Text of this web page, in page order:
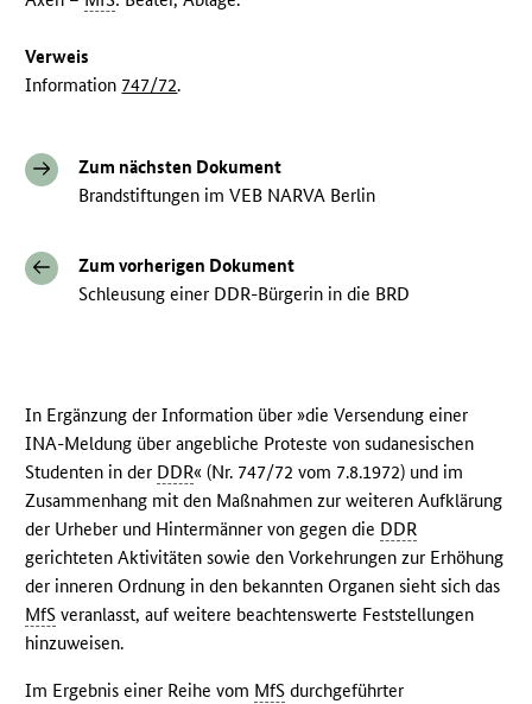
Verweis
Information 747/72.
Zum nächsten Dokument
Brandstiftungen im VEB NARVA Berlin
Zum vorherigen Dokument
Schleusung einer DDR-Bürgerin in die BRD
In Ergänzung der Information über »die Versendung einer
INA-Meldung über angebliche Proteste von sudanesischen
Studenten in der DDR« (Nr. 747/72 vom 7.8.1972) und im
Zusammenhang mit den Maßnahmen zur weiteren Aufklärung
der Urheber und Hintermänner von gegen die DDR
gerichteten Aktivitäten sowie den Vorkehrungen zur Erhöhung
der inneren Ordnung in den bekannten Organen sieht sich das
MfS veranlasst, auf weitere beachtenswerte Feststellungen
hinzuweisen.
Im Ergebnis einer Reihe vom MfS durchgeführter